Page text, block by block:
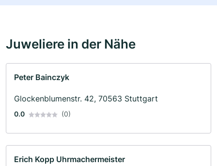
Juweliere in der Nähe
Peter Bainczyk
Glockenblumenstr. 42, 70563 Stuttgart
0.0 (0)
Erich Kopp Uhrmachermeister